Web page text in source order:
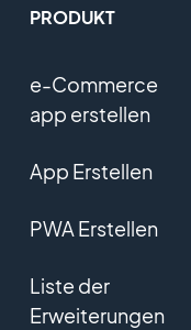
PRODUKT
e-Commerce
app erstellen
App Erstellen
PWA Erstellen
Liste der
Erweiterungen